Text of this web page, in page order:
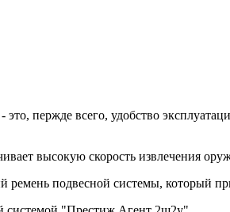
пержде всего, удобство
высокую скорость извлечения
ремень подвесной системы, который